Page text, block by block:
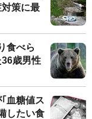
策に最
食べら
歳男性
血糖値ス
したい食